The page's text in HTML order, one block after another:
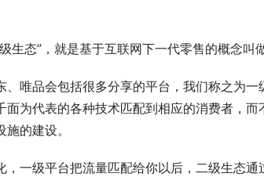
生态”，就是基于互联网下一代零售的概念叫
、唯品会包括很多分享的平台，我们称之为
为代表的各种技术匹配到相应的消费者，
的建设。
，一级平台把流量匹配给你以后，二级生态